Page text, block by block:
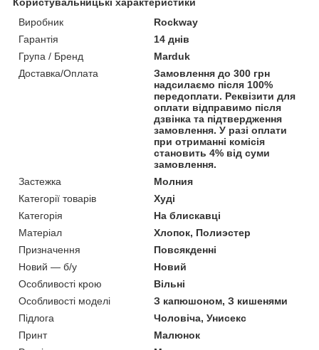
Виробник
Rockway
Гарантія
14 днів
Група / Бренд
Marduk
Доставка/Оплата
Замовлення до 300 грн
надсилаємо після 100%
передоплати. Реквізити для
оплати відправимо після
дзвінка та підтвердження
замовлення. У разі оплати
при отриманні комісія
становить 4% від суми
замовлення.
Застежка
Молния
Категорії товарів
Худі
Категорія
На блискавці
Матеріал
Хлопок, Полиэстер
Призначення
Повсякденні
Новий — б/у
Новий
Особливості крою
Вільні
Особливості моделі
З капюшоном, З кишенями
Підлога
Чоловіча, Унисекс
Принт
Малюнок